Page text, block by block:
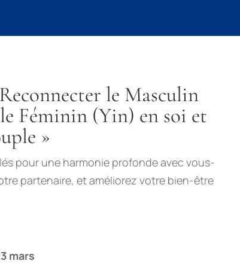
le Masculin
Féminin (Yin) en soi et
»
pour une harmonie profonde avec vous-
partenaire, et améliorez votre bien-être
mars